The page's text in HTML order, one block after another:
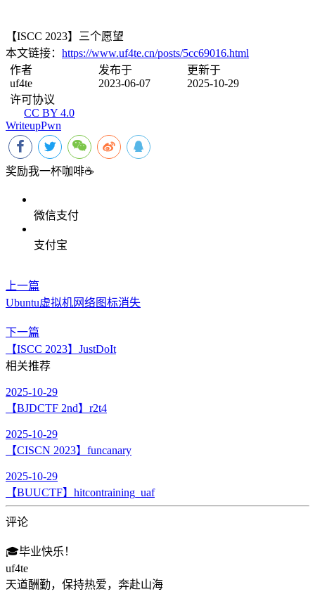
【ISCC 2023】三个愿望
本文链接： https://www.uf4te.cn/posts/5cc69016.html
作者
uf4te
发布于
2023-06-07
更新于
2025-10-29
许可协议
CC BY 4.0
WriteupPwn
奖励我一杯咖啡☕
微信支付
支付宝
上一篇
Ubuntu虚拟机网络图标消失
下一篇
【ISCC 2023】JustDoIt
相关推荐
2025-10-29
【BJDCTF 2nd】r2t4
2025-10-29
【CISCN 2023】funcanary
2025-10-29
【BUUCTF】hitcontraining_uaf
评论
🎓毕业快乐！
uf4te
天道酬勤，保持热爱，奔赴山海